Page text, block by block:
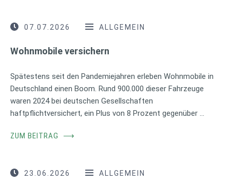
07.07.2026 ALLGEMEIN
Wohnmobile versichern
Spätestens seit den Pandemiejahren erleben Wohnmobile in
Deutschland einen Boom. Rund 900.000 dieser Fahrzeuge
waren 2024 bei deutschen Gesellschaften
haftpflichtversichert, ein Plus von 8 Prozent gegenüber …
ZUM BEITRAG ⟶
23.06.2026 ALLGEMEIN